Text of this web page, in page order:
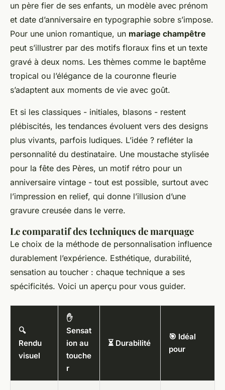
un père fier de ses enfants, un modèle avec prénom
et date d’anniversaire en typographie sobre s’impose.
Pour une union romantique, un mariage champêtre
peut s’illustrer par des motifs floraux fins et un texte
gravé à deux noms. Les thèmes comme le baptême
tropical ou l’élégance de la couronne fleurie
s’adaptent aux moments de vie avec goût.
Et si les classiques - initiales, blasons - restent
plébiscités, les tendances évoluent vers des designs
plus vivants, parfois ludiques. L’idée ? refléter la
personnalité du destinataire. Une moustache stylisée
pour la fête des Pères, un motif rétro pour un
anniversaire vintage - tout est possible, surtout avec
l’impression en relief, qui donne l’illusion d’une
gravure creusée dans le verre.
Le comparatif des techniques de marquage
Le choix de la méthode de personnalisation influence
durablement l’expérience. Esthétique, durabilité,
sensation au toucher : chaque technique a ses
spécificités. Voici un aperçu pour vous guider.
🔍
Rendu
visuel
✋
Sensat
ion au
touche
r
⏳ Durabilité
🎯 Idéal
pour